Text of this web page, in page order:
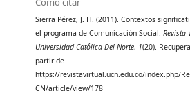
Sierra Pérez, J. H. (2011). Contextos
el programa de Comunicación Social.Revista
Universidad Católica Del Norte, 1(20).
partir de
https://revistavirtual.ucn.edu.co/index.php/
CN/article/view/178